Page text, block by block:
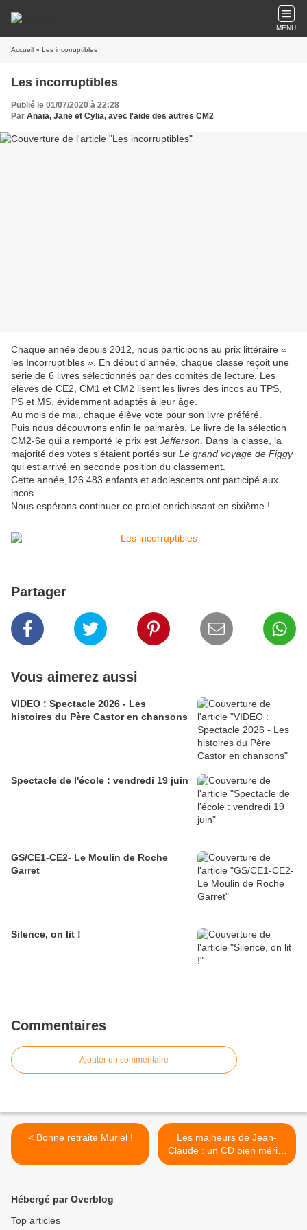
MENU
Accueil » Les incorruptibles
Les incorruptibles
Publié le 01/07/2020 à 22:28
Par Anaïa, Jane et Cylia, avec l'aide des autres CM2
Chaque année depuis 2012, nous participons au prix littéraire «
les Incorruptibles ». En début d'année, chaque classe reçoit une
série de 6 livres sélectionnés par des comités de lecture. Les
élèves de CE2, CM1 et CM2 lisent les livres des incos au TPS,
PS et MS, évidemment adaptés à leur âge.
Au mois de mai, chaque élève vote pour son livre préféré.
Puis nous découvrons enfin le palmarès. Le livre de la sélection
CM2-6e qui a remporté le prix est Jefferson . Dans la classe, la
majorité des votes s'étaient portés sur Le grand voyage de Figgy
qui est arrivé en seconde position du classement.
Cette année,126 483 enfants et adolescents ont participé aux
incos.
Nous espérons continuer ce projet enrichissant en sixième !
Partager
Vous aimerez aussi
VIDEO : Spectacle 2026 - Les
histoires du Père Castor en chansons
Spectacle de l'école : vendredi 19 juin
GS/CE1-CE2- Le Moulin de Roche
Garret
Silence, on lit !
Commentaires
Ajouter un commentaire
< Bonne retraite Muriel !
Les malheurs de Jean-
Claude : un CD bien mérité
! >
Hébergé par Overblog
Top articles